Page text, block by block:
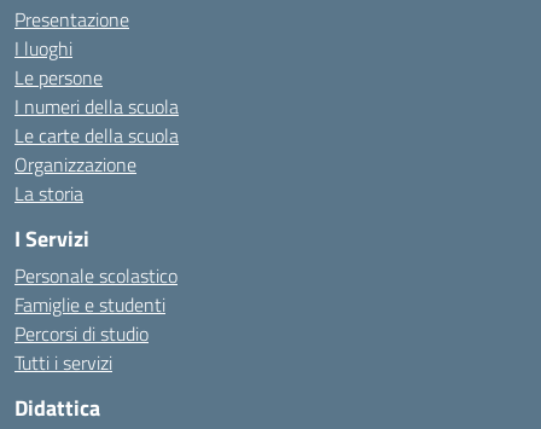
Presentazione
I luoghi
Le persone
I numeri della scuola
Le carte della scuola
Organizzazione
La storia
I Servizi
Personale scolastico
Famiglie e studenti
Percorsi di studio
Tutti i servizi
Didattica